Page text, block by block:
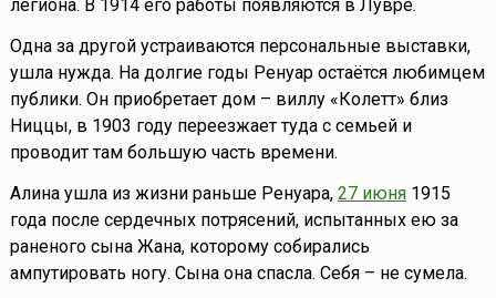
легиона. В 1914 его работы появляются в Лувре.
Одна за другой устраиваются персональные выставки,
ушла нужда. На долгие годы Ренуар остаётся любимцем
публики. Он приобретает дом – виллу «Колетт» близ
Ниццы, в 1903 году переезжает туда с семьей и
проводит там большую часть времени.
Алина ушла из жизни раньше Ренуара, 27 июня1915
года после сердечных потрясений, испытанных ею за
раненого сына Жана, которому собирались
ампутировать ногу. Сына она спасла. Себя – не сумела.